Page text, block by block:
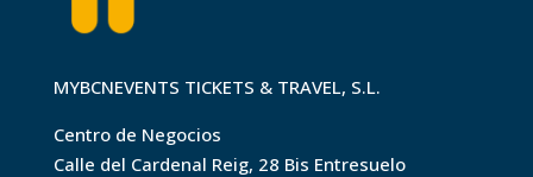
MYBCNEVENTS TICKETS & TRAVEL, S.L.
Centro de Negocios
Calle del Cardenal Reig, 28 Bis Entresuelo